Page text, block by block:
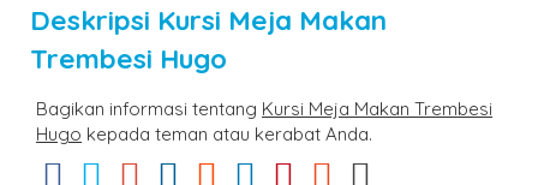
Deskripsi Kursi Meja Makan
Trembesi Hugo
Bagikan informasi tentang Kursi Meja Makan Trembesi
Hugo kepada teman atau kerabat Anda.